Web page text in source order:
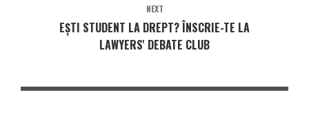
NEXT
EȘTI STUDENT LA DREPT? ÎNSCRIE-TE LA
LAWYERS' DEBATE CLUB